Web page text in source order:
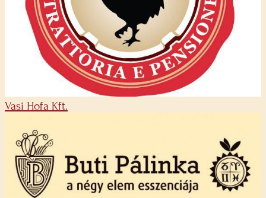
Vasi Hofa Kft.